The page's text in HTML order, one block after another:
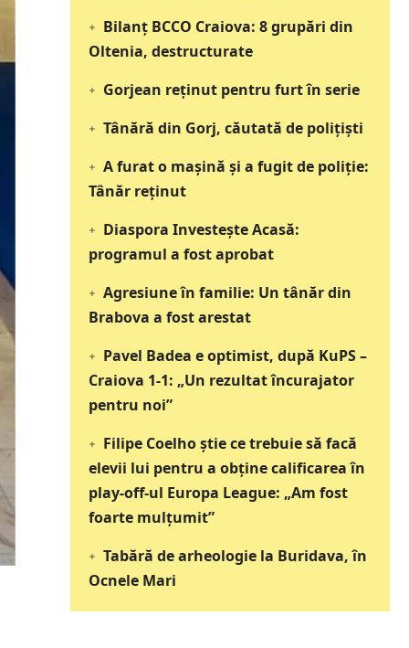
Bilanț BCCO Craiova: 8 grupări din
Oltenia, destructurate
Gorjean reținut pentru furt în serie
Tânără din Gorj, căutată de polițiști
A furat o mașină și a fugit de poliție:
Tânăr reținut
Diaspora Investește Acasă:
programul a fost aprobat
Agresiune în familie: Un tânăr din
Brabova a fost arestat
Pavel Badea e optimist, după KuPS –
Craiova 1-1: „Un rezultat încurajator
pentru noi”
Filipe Coelho știe ce trebuie să facă
elevii lui pentru a obține calificarea în
play-off-ul Europa League: „Am fost
foarte mulțumit”
Tabără de arheologie la Buridava, în
Ocnele Mari